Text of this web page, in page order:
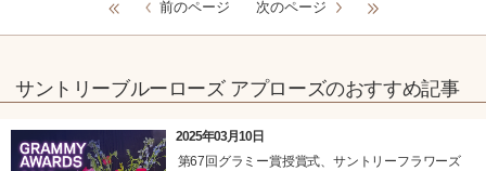
前のページ 次のページ
サントリーブルーローズ アプローズのおすすめ記事
2025年03月10日
第67回グラミー賞授賞式、サントリーフラワーズ